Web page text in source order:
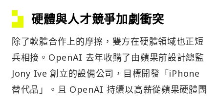
硬體與人才競爭加劇衝突
除了軟體合作上的摩擦，雙方在硬體領域也正短
兵相接。OpenAI 去年收購了由蘋果前設計總監
Jony Ive 創立的設備公司，目標開發「iPhone
替代品」。且 OpenAI 持續以高薪從蘋果硬體團